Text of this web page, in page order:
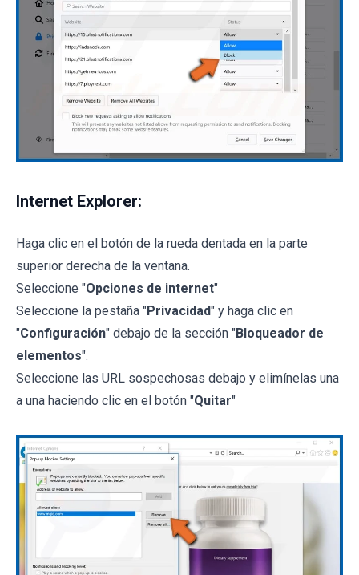
Internet Explorer:
Haga clic en el botón de la rueda dentada en la parte
superior derecha de la ventana.
Seleccione "Opciones de internet"
Seleccione la pestaña "Privacidad" y haga clic en
"Configuración" debajo de la sección "Bloqueador de
elementos".
Seleccione las URL sospechosas debajo y elimínelas una
a una haciendo clic en el botón "Quitar"